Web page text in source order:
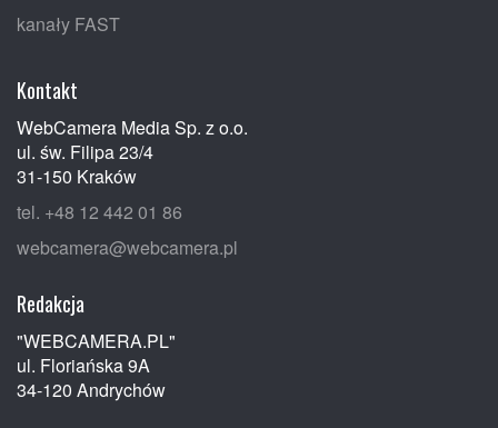
kanały FAST
Kontakt
WebCamera Media Sp. z o.o.
ul. św. Filipa 23/4
31-150 Kraków
tel. +48 12 442 01 86
webcamera@webcamera.pl
Redakcja
"WEBCAMERA.PL"
ul. Floriańska 9A
34-120 Andrychów